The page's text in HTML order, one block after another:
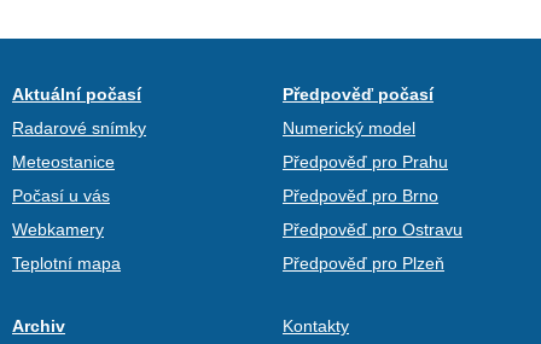
Aktuální počasí
Radarové snímky
Meteostanice
Počasí u vás
Webkamery
Teplotní mapa
Předpověď počasí
Numerický model
Předpověď pro Prahu
Předpověď pro Brno
Předpověď pro Ostravu
Předpověď pro Plzeň
Archiv Kontakty